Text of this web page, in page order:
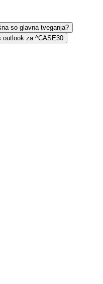
so glavna tveganja?
outlook za ^CASE30